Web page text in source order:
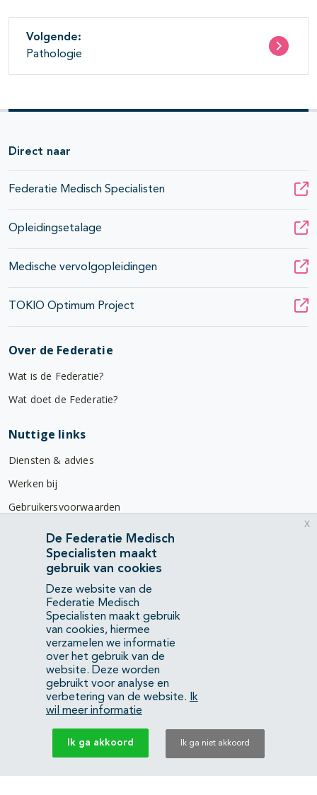
Volgende:
Pathologie
Direct naar
Federatie Medisch Specialisten
Opleidingsetalage
Medische vervolgopleidingen
TOKIO Optimum Project
Over de Federatie
Wat is de Federatie?
Wat doet de Federatie?
Nuttige links
Diensten & advies
Werken bij
Gebruikersvoorwaarden
Privacyverklaring
Contact
Mercatorlaan 1200
3528 BL Utrecht
(088) 505 34 34
info@richtlijnendatabase.nl
YouTubeLinkedIn
KvK Federatie Medisch Specialisten:40483480
Privacyverklaring
De Federatie Medisch
Specialisten maakt
gebruik van cookies
Deze website van de
Federatie Medisch
Specialisten maakt gebruik
van cookies, hiermee
verzamelen we informatie
over het gebruik van de
website. Deze worden
gebruikt voor analyse en
verbetering van de website.
Ik
wil meer informatie
Ik ga akkoord Ik ga niet akkoord
x